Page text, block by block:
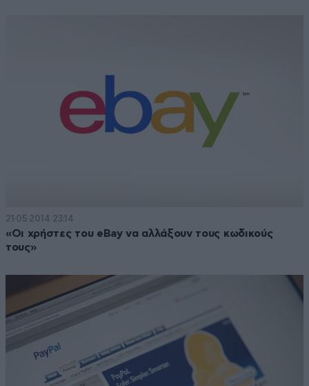
21·05·2014 23:14
«Οι χρήστες του eBay να αλλάξουν τους κωδικούς
τους»